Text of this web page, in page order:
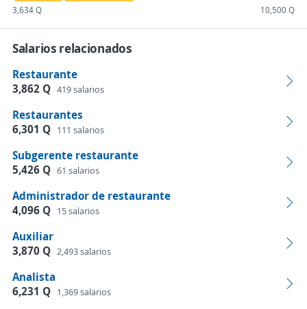
3,634 Q 10,500 Q
Salarios relacionados
Restaurante
3,862 Q 419 salarios
Restaurantes
6,301 Q 111 salarios
Subgerente restaurante
5,426 Q 61 salarios
Administrador de restaurante
4,096 Q 15 salarios
Auxiliar
3,870 Q 2,493 salarios
Analista
6,231 Q 1,369 salarios